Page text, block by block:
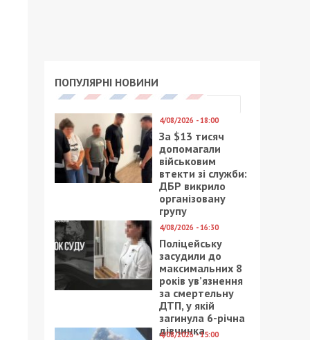
ПОПУЛЯРНІ НОВИНИ
4/08/2026 - 18:00
За $13 тисяч
допомагали
військовим
втекти зі служби:
ДБР викрило
організовану
групу
4/08/2026 - 16:30
Поліцейську
засудили до
максимальних 8
років ув’язнення
за смертельну
ДТП, у якій
загинула 6-річна
дівчинка
4/08/2026 - 15:00